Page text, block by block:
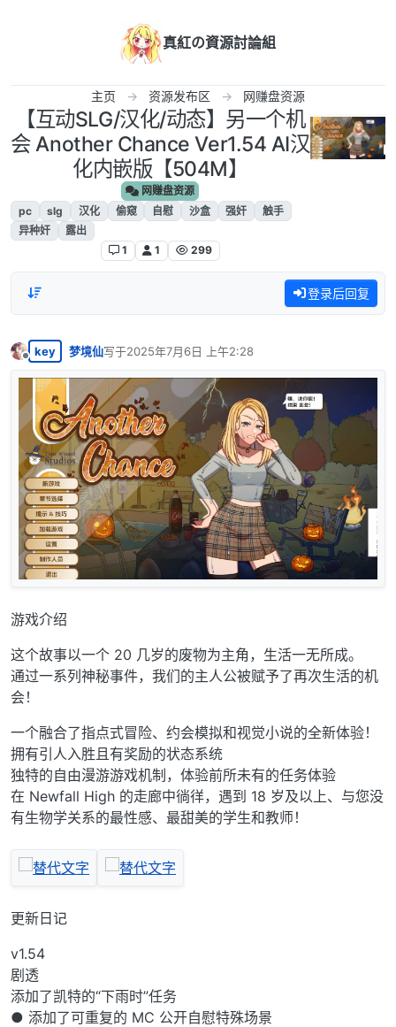
真紅の資源討論組
主页 资源发布区 网赚盘资源
【互动SLG/汉化/动态】另一个机
会 Another Chance Ver1.54 AI汉
化内嵌版【504M】
网赚盘资源
pc
slg 汉化 偷窥 自慰 沙盒 强奸
触手
异种奸
露出
1
1 299
登录后回复
离线
key 梦境仙写于2025年7月6日 上午2:28
最后由 编辑
游戏介绍
这个故事以一个 20 几岁的废物为主角，生活一无所成。
通过一系列神秘事件，我们的主人公被赋予了再次生活的机
会！
一个融合了指点式冒险、约会模拟和视觉小说的全新体验！
拥有引人入胜且有奖励的状态系统
独特的自由漫游游戏机制，体验前所未有的任务体验
在 Newfall High 的走廊中徜徉，遇到 18 岁及以上、与您没
有生物学关系的最性感、最甜美的学生和教师！
更新日记
v1.54
剧透
添加了凯特的“下雨时”任务
● 添加了可重复的 MC 公开自慰特殊场景